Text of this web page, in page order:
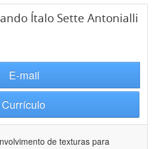
Ítalo Sette Antonialli
E-mail
Currículo
de texturas para